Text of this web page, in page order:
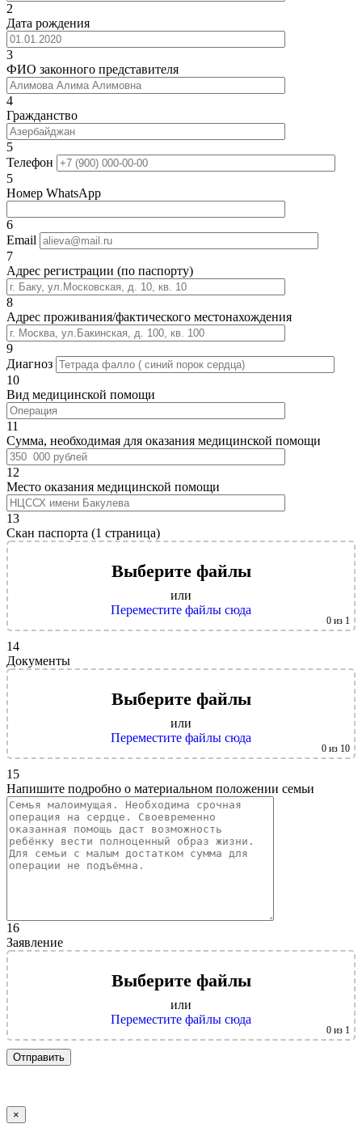
2
Дата рождения
3
ФИО законного представителя
4
Гражданство
5
Телефон
5
Номер WhatsApp
6
Email
7
Адрес регистрации (по паспорту)
8
Адрес проживания/фактического местонахождения
9
Диагноз
10
Вид медицинской помощи
11
Сумма, необходимая для оказания медицинской помощи
12
Место оказания медицинской помощи
13
Скан паспорта (1 страница)
Выберите файлы
или
Переместите файлы сюда
0 из 1
14
Документы
Выберите файлы
или
Переместите файлы сюда
0 из 10
15
Напишите подробно о материальном положении семьи
16
Заявление
Выберите файлы
или
Переместите файлы сюда
0 из 1
×